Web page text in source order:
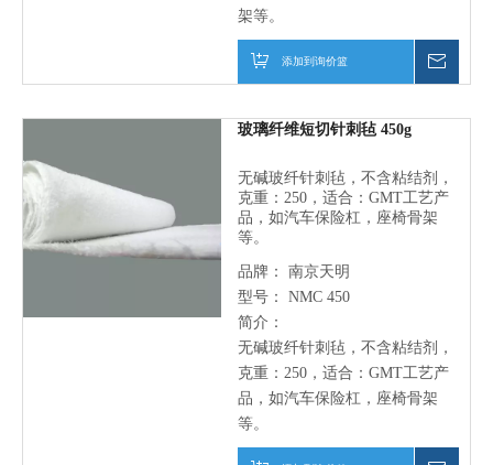
架等。
添加到询价篮
玻璃纤维短切针刺毡 450g
无碱玻纤针刺毡，不含粘结剂，
克重：250，适合：GMT工艺产
品，如汽车保险杠，座椅骨架
等。
品牌：
南京天明
型号：
NMC 450
简介：
无碱玻纤针刺毡，不含粘结剂，
克重：250，适合：GMT工艺产
品，如汽车保险杠，座椅骨架
等。